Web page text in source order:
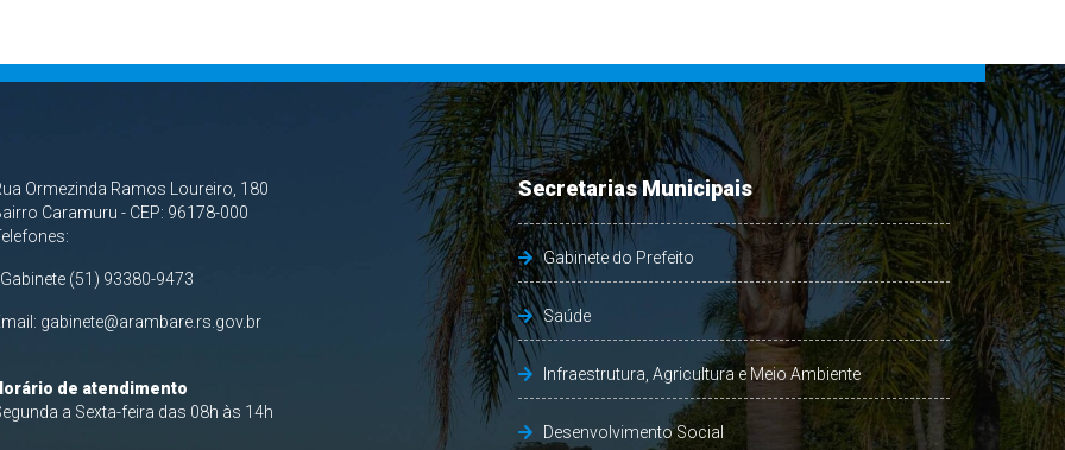
Ormezinda Ramos Loureiro, 180
Caramuru - CEP: 96178-000
(51) 93380-9473
gabinete@arambare.rs.gov.br
de atendimento
a Sexta-feira das 08h às 14h
Secretarias Municipais
Gabinete do Prefeito
Saúde
Infraestrutura, Agricultura e Meio Ambiente
Desenvolvimento Social